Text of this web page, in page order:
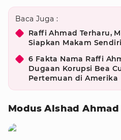
Baca Juga :
Raffi Ahmad Terharu,
Siapkan Makam Sendiri
6 Fakta Nama Raffi
Dugaan Korupsi Bea
Pertemuan di Amerika
Modus Alshad Ahmad